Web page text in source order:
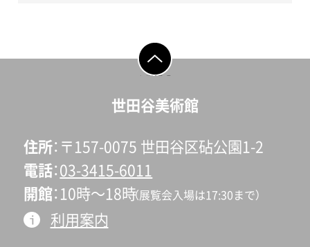
世田谷美術館
住所 〒157-0075 世田谷区砧公園1-2
電話 03-3415-6011
開館 10時〜18時（展覧会入場は17:30まで）
利用案内